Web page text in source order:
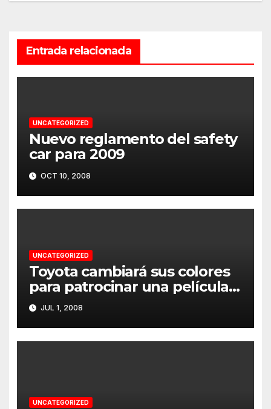
Entrada relacionada
UNCATEGORIZED
Nuevo reglamento del safety
car para 2009
OCT 10, 2008
UNCATEGORIZED
Toyota cambiará sus colores
para patrocinar una película
en Silverstone
JUL 1, 2008
UNCATEGORIZED